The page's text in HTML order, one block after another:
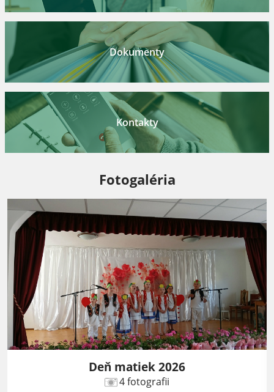
Dokumenty
Kontakty
Fotogaléria
Deň matiek 2026
4 fotografii